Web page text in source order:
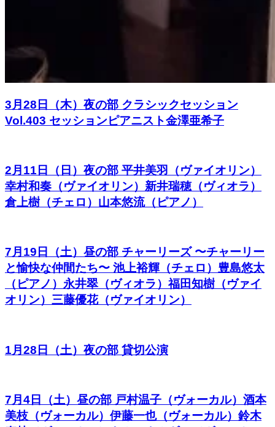
3月28日（木）夜の部 クラシックセッション
Vol.403 セッションピアニスト金澤亜希子
2月11日（日）夜の部 平井美羽（ヴァイオリン）
幸村和奏（ヴァイオリン）新井瑞穂（ヴィオラ）
倉上樹（チェロ）山本悠流（ピアノ）
7月19日（土）昼の部 チャーリーズ 〜チャーリー
と愉快な仲間たち〜 池上裕輝（チェロ）豊島悠太
（ピアノ）永井翠（ヴィオラ）福田知樹（ヴァイ
オリン）三藤優花（ヴァイオリン）
1月28日（土）夜の部 貸切公演
7月4日（土）昼の部 戸村温子（ヴォーカル）酒本
美枝（ヴォーカル）伊藤一也（ヴォーカル）鈴木